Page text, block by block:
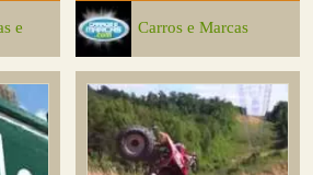
e Carros e Marcas